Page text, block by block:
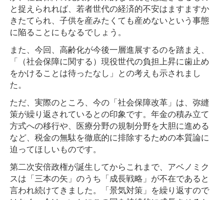
と捉えられれば、若者世代の経済的不安はますますか
きたてられ、子供を産みたくても産めないという事態
に陥ることにもなるでしょう。
また、今回、高齢化が今後一層進展するのを踏まえ、
「（社会保障に関する）現役世代の負担上昇に歯止め
をかけることは待ったなし」との考えも示されまし
た。
ただ、実際のところ、今の「社会保障改革」は、弥縫
策が繰り返されているとの印象です。年金の積み立て
方式への移行や、医療分野の規制分野を大胆に進める
など、税金の無駄を徹底的に排除するための本質論に
迫ってほしいものです。
第二次安倍政権が誕生してからこれまで、アベノミク
スは「三本の矢」のうち「成長戦略」が不在であると
言われ続けてきました。「景気対策」を繰り返すので